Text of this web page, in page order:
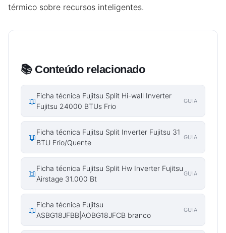
térmico sobre recursos inteligentes.
📚 Conteúdo relacionado
📖
Ficha técnica Fujitsu Split Hi-wall Inverter
Fujitsu 24000 BTUs Frio
GUIA
📖
Ficha técnica Fujitsu Split Inverter Fujitsu 31
BTU Frio/Quente
GUIA
📖
Ficha técnica Fujitsu Split Hw Inverter Fujitsu
Airstage 31.000 Bt
GUIA
📖
Ficha técnica Fujitsu
ASBG18JFBB|AOBG18JFCB branco
GUIA